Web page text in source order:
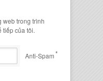
web trong trình
tiếp của tôi.
Anti-Spam*